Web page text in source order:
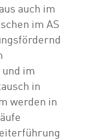
auch im
im AS
im
in
werden in